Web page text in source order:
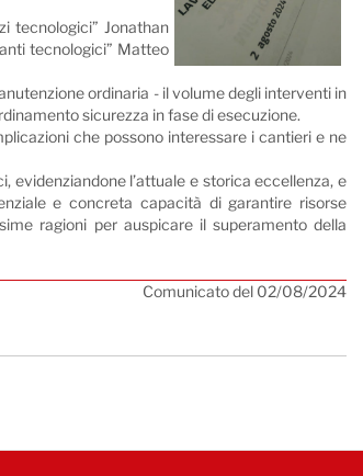
tecnologici” Jonathan
tecnologici” Matteo
ordinaria - il volume degli interventi in
sicurezza in fase di esecuzione.
che possono interessare i cantieri e ne
evidenziandone l’attuale e storica eccellenza, e
e concreta capacità di garantire risorse
ragioni per auspicare il superamento della
Comunicato del 02/08/2024